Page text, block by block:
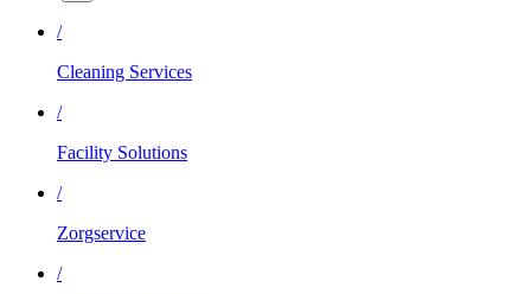
/
Cleaning Services
/
Facility Solutions
/
Zorgservice
/